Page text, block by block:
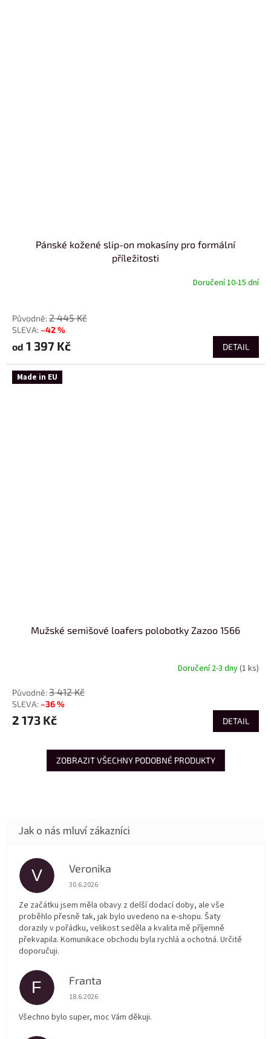
Pánské kožené slip-on mokasíny pro formální
příležitosti
Doručení 10-15 dní
2 445 Kč
–42 %
od 1 397 Kč DETAIL
Made in EU
Mužské semišové loafers polobotky Zazoo 1566
Doručení 2-3 dny(1 ks)
3 412 Kč
–36 %
2 173 Kč DETAIL
ZOBRAZIT VŠECHNY PODOBNÉ PRODUKTY
V Veronika
Hodnocení obchodu je 5 z 5 hvězdiček.
30.6.2026
Ze začátku jsem měla obavy z delší dodací doby, ale vše
proběhlo přesně tak, jak bylo uvedeno na e-shopu. Šaty
dorazily v pořádku, velikost seděla a kvalita mě příjemně
překvapila. Komunikace obchodu byla rychlá a ochotná. Určitě
doporučuji.
F Franta
Hodnocení obchodu je 5 z 5 hvězdiček.
18.6.2026
Všechno bylo super, moc Vám děkuji.